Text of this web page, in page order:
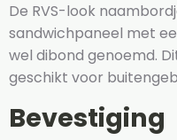
De RVS-look
sandwichpaneel met
wel dibond genoemd.
geschikt voor
Bevestiging